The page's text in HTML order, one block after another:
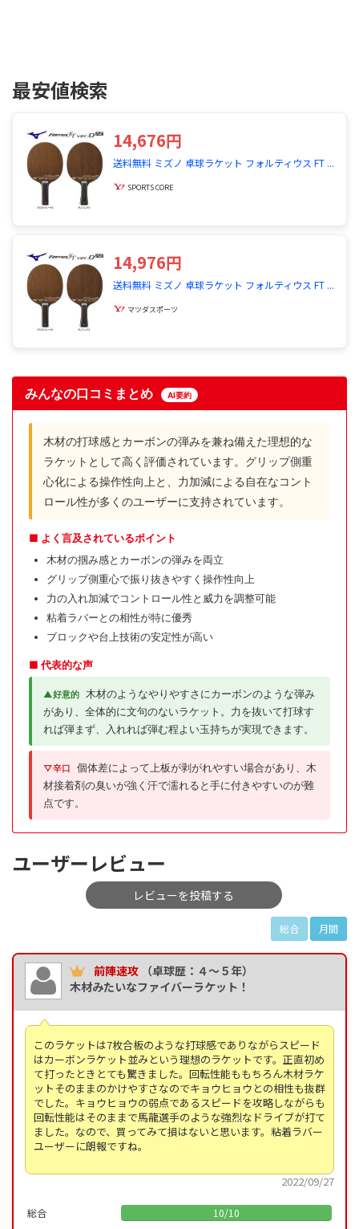
最安値検索
14,676円
送料無料 ミズノ 卓球ラケット フォルティウス FT ...
SPORTS CORE
14,976円
送料無料 ミズノ 卓球ラケット フォルティウス FT ...
マツダスポーツ
みんなの口コミまとめ AI要約
木材の打球感とカーボンの弾みを兼ね備えた理想的な
ラケットとして高く評価されています。グリップ側重
心化による操作性向上と、力加減による自在なコント
ロール性が多くのユーザーに支持されています。
■ よく言及されているポイント
木材の掴み感とカーボンの弾みを両立
グリップ側重心で振り抜きやすく操作性向上
力の入れ加減でコントロール性と威力を調整可能
粘着ラバーとの相性が特に優秀
ブロックや台上技術の安定性が高い
■ 代表的な声
▲好意的
木材のようなやりやすさにカーボンのような弾み
があり、全体的に文句のないラケット。力を抜いて打球す
れば弾まず、入れれば弾む程よい玉持ちが実現できます。
▽辛口
個体差によって上板が剥がれやすい場合があり、木
材接着剤の臭いが強く汗で濡れると手に付きやすいのが難
点です。
ユーザーレビュー
レビューを投稿する
総合 月間
前陣速攻 （卓球歴：４～５年）
木材みたいなファイバーラケット！
このラケットは7枚合板のような打球感でありながらスピード
はカーボンラケット並みという理想のラケットです。正直初め
て打ったときとても驚きました。回転性能ももちろん木材ラケ
ットそのままのかけやすさなのでキョウヒョウとの相性も抜群
でした。キョウヒョウの弱点であるスピードを攻略しながらも
回転性能はそのままで馬龍選手のような強烈なドライブが打て
ました。なので、買ってみて損はないと思います。粘着ラバー
ユーザーに朗報ですね。
2022/09/27
総合 10/10